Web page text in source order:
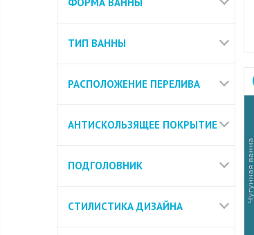
ТИП ВАННЫ
РАСПОЛОЖЕНИЕ ПЕРЕЛИВА
АНТИСКОЛЬЗЯЩЕЕ ПОКРЫТИЕ
ПОДГОЛОВНИК
СТИЛИСТИКА ДИЗАЙНА